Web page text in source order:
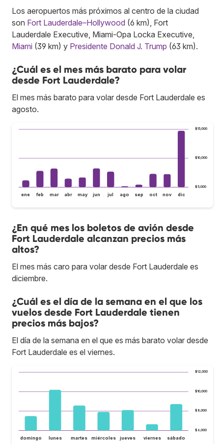
Los aeropuertos más próximos al centro de la ciudad
son Fort Lauderdale–Hollywood (6 km), Fort
Lauderdale Executive, Miami-Opa Locka Executive,
Miami (39 km) y Presidente Donald J. Trump (63 km).
¿Cuál es el mes más barato para volar
desde Fort Lauderdale?
El mes más barato para volar desde Fort Lauderdale es
agosto.
$5,000
$10,000
$15,000
ene feb mar abr may jun jul ago sep oct nov dic
¿En qué mes los boletos de avión desde
Fort Lauderdale alcanzan precios más
altos?
El mes más caro para volar desde Fort Lauderdale es
diciembre.
¿Cuál es el día de la semana en el que los
vuelos desde Fort Lauderdale tienen
precios más bajos?
El día de la semana en el que es más barato volar desde
Fort Lauderdale es el viernes.
$6,000
$8,000
$10,000
$12,000
domingo lunes martes miércoles jueves viernes sábado